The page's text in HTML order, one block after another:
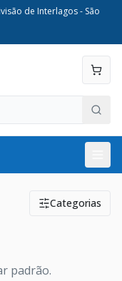
de Interlagos - São
Categorias
padrão.